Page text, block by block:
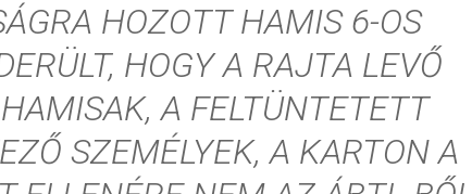
HOZOTT HAMIS 6-OS
HOGY A RAJTA LEVŐ
A FELTÜNTETETT
SZEMÉLYEK, A KARTON A